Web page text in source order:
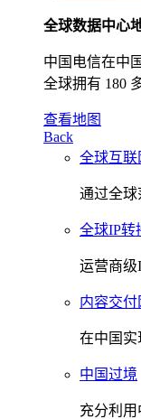
全球数据中心
中国电信在中
全球拥有 180
查看地图
Back
全球互联
通过全球
全球IP转
运营商级
内容交
在中国实
中国过境
充分利用